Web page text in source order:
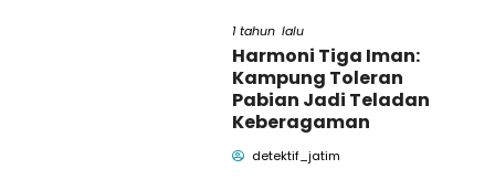
1 tahun lalu
Harmoni Tiga Iman:
Kampung Toleran
Pabian Jadi Teladan
Keberagaman
detektif_jatim